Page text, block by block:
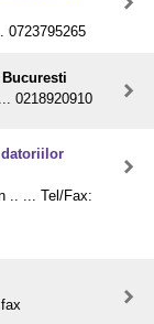
0723795265
Bucuresti
0218920910
datoriilor
.. ... Tel/Fax: